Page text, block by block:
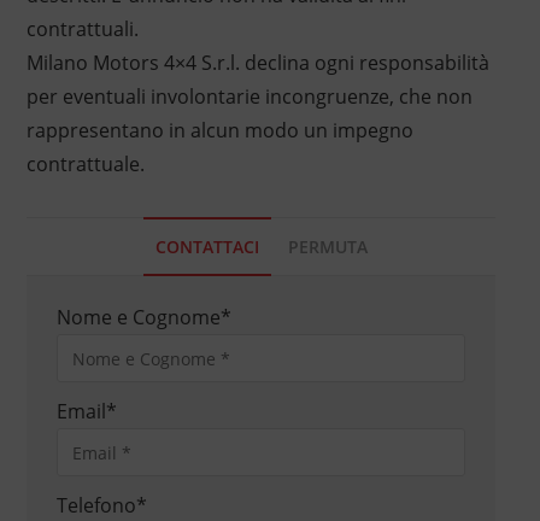
contrattuali.
Milano Motors 4×4 S.r.l. declina ogni responsabilità
per eventuali involontarie incongruenze, che non
rappresentano in alcun modo un impegno
contrattuale.
CONTATTACI PERMUTA
Nome e Cognome*
Email*
Telefono*